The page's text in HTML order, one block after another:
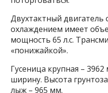
Двухтактный двигатель
охлаждением имеет
мощность 65 л.с.
«понижайкой».
Гусеница крупная –
ширину. Высота
лыж – 965 мм.